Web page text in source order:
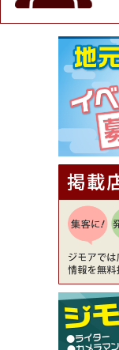
★ジモア限
ュラル＆
[有効期限
【ジモア
⇒8,800円
（ミック
[有効期限
【ジモア
理5品+2
ore（ピア
[有効期限
【ジモア
降（創作
[有効期限
【ジモア
00円
ckle（ミ
[有効期限]2026
【ジモア
50円（
[有効期限